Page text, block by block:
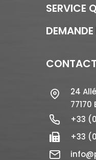
SERVICE
CONTACT
24
+33
+33